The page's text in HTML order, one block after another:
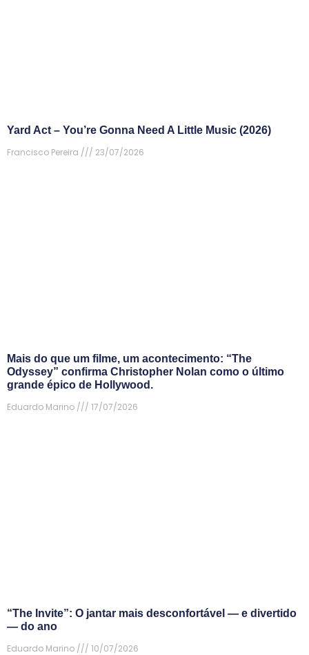
Yard Act – You’re Gonna Need A Little Music (2026)
Francisco Pereira
23/07/2026
Mais do que um filme, um acontecimento: “The
Odyssey” confirma Christopher Nolan como o último
grande épico de Hollywood.
Eduardo Marino
17/07/2026
“The Invite”: O jantar mais desconfortável — e divertido
— do ano
Eduardo Marino
10/07/2026